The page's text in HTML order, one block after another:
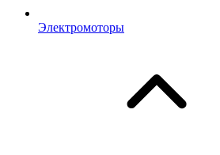
Электромоторы